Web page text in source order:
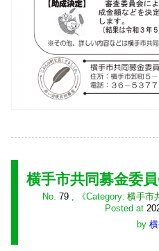
横手市共同募金委
No. 79 ,
横手市
Posted at
by